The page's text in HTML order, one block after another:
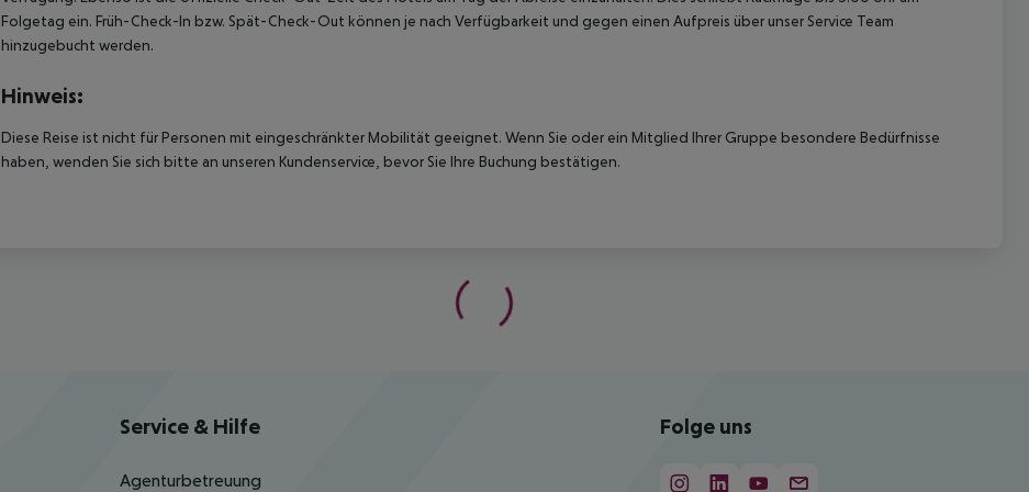
Folgetag ein. Früh-Check-In bzw. Spät-Check-Out können je nach Verfügbarkeit und gegen einen Aufpreis über unser Service Team
hinzugebucht werden.
Hinweis:
Diese Reise ist nicht für Personen mit eingeschränkter Mobilität geeignet. Wenn Sie oder ein Mitglied Ihrer Gruppe besondere Bedürfnisse
haben, wenden Sie sich bitte an unseren Kundenservice, bevor Sie Ihre Buchung bestätigen.
Service & Hilfe
Agenturbetreuung
Folge uns